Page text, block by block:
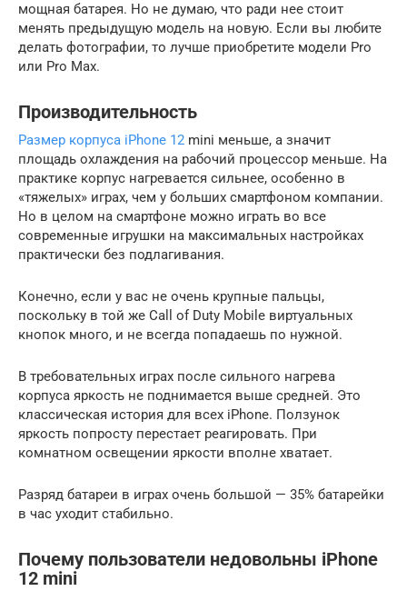
мощная батарея. Но не думаю, что ради нее стоит
менять предыдущую модель на новую. Если вы любите
делать фотографии, то лучше приобретите модели Pro
или Pro Max.
Производительность
Размер корпуса iPhone 12 mini меньше, а значит
площадь охлаждения на рабочий процессор меньше. На
практике корпус нагревается сильнее, особенно в
«тяжелых» играх, чем у больших смартфоном компании.
Но в целом на смартфоне можно играть во все
современные игрушки на максимальных настройках
практически без подлагивания.
Конечно, если у вас не очень крупные пальцы,
поскольку в той же Call of Duty Mobile виртуальных
кнопок много, и не всегда попадаешь по нужной.
В требовательных играх после сильного нагрева
корпуса яркость не поднимается выше средней. Это
классическая история для всех iPhone. Ползунок
яркость попросту перестает реагировать. При
комнатном освещении яркости вполне хватает.
Разряд батареи в играх очень большой — 35% батарейки
в час уходит стабильно.
Почему пользователи недовольны iPhone
12 mini